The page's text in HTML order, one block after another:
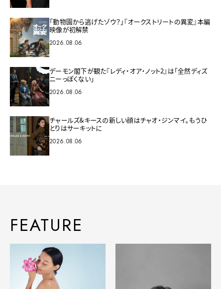
「動物園から逃げたゾウ？」『オークストリートの異変』本編
映像が初解禁
2026.08.06
デーモン閣下が観た『レディ・オア・ノット2』は「全然ディズ
ニーっぽくない」
2026.08.06
チャールズ&キースの新しい顔はチャオ・ジンマイ。もうひ
とりはサーキットに
2026.08.06
FEATURE